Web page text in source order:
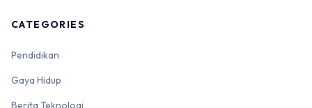
CATEGORIES
Pendidikan
Gaya Hidup
Berita Teknologi